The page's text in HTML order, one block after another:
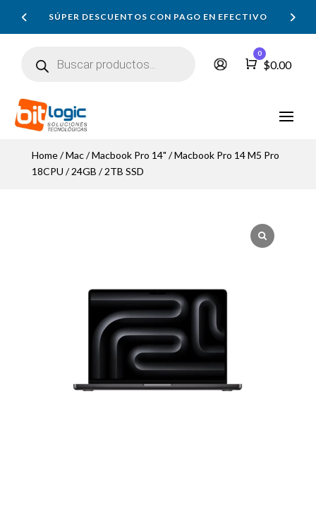
SÚPER DESCUENTOS CON PAGO EN EFECTIVO
productos
Carro
0
$0.00
Home/Mac/Macbook Pro 14" / Macbook Pro 14 M5 Pro
18CPU / 24GB / 2TB SSD